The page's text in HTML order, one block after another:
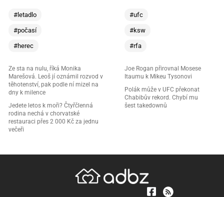
#letadlo
#počasí
#herec
Ze sta na nulu, říká Monika
Marešová. Leoš jí oznámil rozvod v
těhotenství, pak podle ní mizel na
dny k milence
Jedete letos k moři? Čtyřčlenná
rodina nechá v chorvatské
restauraci přes 2 000 Kč za jednu
večeři
#ufc
#ksw
#rfa
Joe Rogan přirovnal Mosese
Itaumu k Mikeu Tysonovi
Polák může v UFC překonat
Chabibův rekord. Chybí mu
šest takedownů